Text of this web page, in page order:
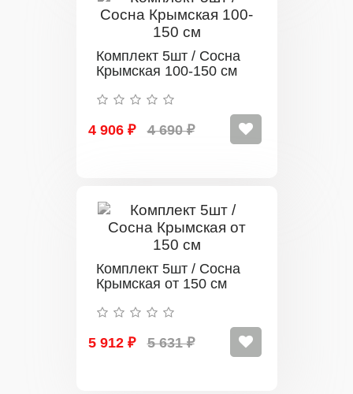
Комплект 5шт / Сосна
Крымская 100-150 см
4 906 ₽ 4 690 ₽
Комплект 5шт / Сосна
Крымская от 150 см
5 912 ₽ 5 631 ₽